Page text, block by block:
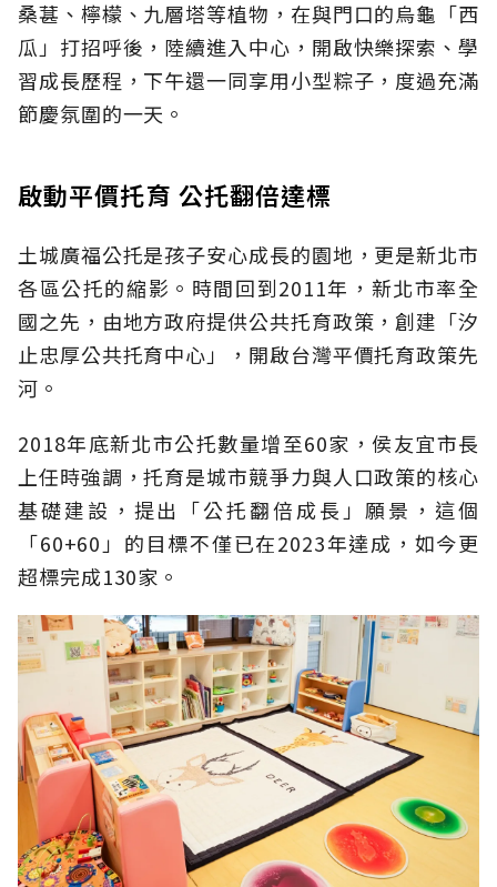
桑葚、檸檬、九層塔等植物，在與門口的烏龜「西
瓜」打招呼後，陸續進入中心，開啟快樂探索、學
習成長歷程，下午還一同享用小型粽子，度過充滿
節慶氛圍的一天。
啟動平價托育 公托翻倍達標
土城廣福公托是孩子安心成長的園地，更是新北市
各區公托的縮影。時間回到2011年，新北市率全
國之先，由地方政府提供公共托育政策，創建「汐
止忠厚公共托育中心」，開啟台灣平價托育政策先
河。
2018年底新北市公托數量增至60家，侯友宜市長
上任時強調，托育是城市競爭力與人口政策的核心
基礎建設，提出「公托翻倍成長」願景，這個
「60+60」的目標不僅已在2023年達成，如今更
超標完成130家。